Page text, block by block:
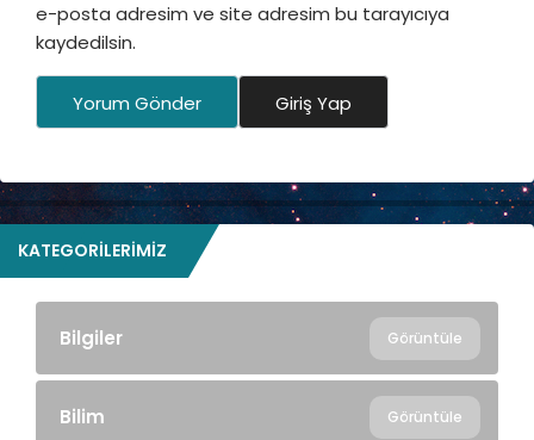
e-posta adresim ve site adresim bu tarayıcıya
kaydedilsin.
Yorum Gönder Giriş Yap
KATEGORILERIMIZ
Bilgiler Görüntüle
Bilim Görüntüle